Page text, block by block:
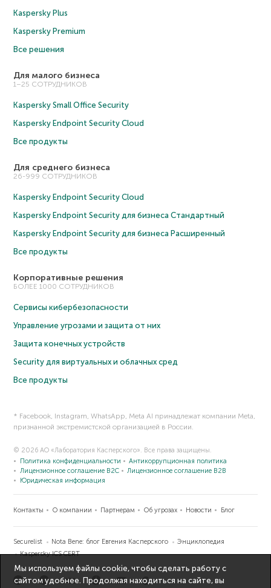
Kaspersky Plus
Kaspersky Premium
Все решения
Для малого бизнеса
1–25 СОТРУДНИКОВ
Kaspersky Small Office Security
Kaspersky Endpoint Security Cloud
Все продукты
Для среднего бизнеса
26-999 СОТРУДНИКОВ
Kaspersky Endpoint Security Cloud
Kaspersky Endpoint Security для бизнеса Cтандартный
Kaspersky Endpoint Security для бизнеса Расширенный
Все продукты
Корпоративные решения
БОЛЕЕ 1000 СОТРУДНИКОВ
Сервисы кибербезопасности
Управление угрозами и защита от них
Защита конечных устройств
Security для виртуальных и облачных сред
Все продукты
* Facebook, Instagram, WhatsApp, Meta AI принадлежат компании Meta,
признанной экстремистской организацией в России.
© 2026 АО «Лаборатория Касперского». Все права защищены.
Политика конфиденциальности
Антикоррупционная политика
Лицензионное соглашение B2C
Лицензионное соглашение B2B
Юридическая информация
Контакты О компании Партнерам Об угрозах Новости Блог
Securelist Nota Bene: блог Евгения Касперского
Энциклопедия
Kaspersky ICS CERT
Мы используем файлы cookie, чтобы сделать работу с
сайтом удобнее. Продолжая находиться на сайте, вы